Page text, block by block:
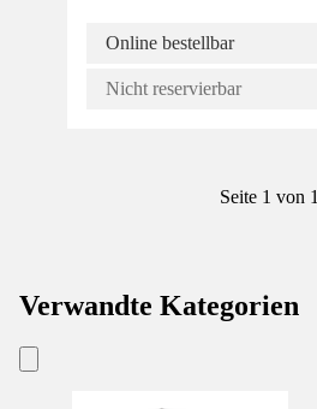
Online bestellbar
Nicht reservierbar
Seite 1 von 1
Verwandte Kategorien